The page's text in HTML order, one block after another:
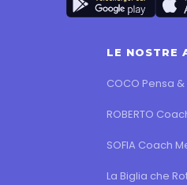
LE NOSTRE
COCO Pensa
ROBERTO
SOFIA Coach
La Biglia che